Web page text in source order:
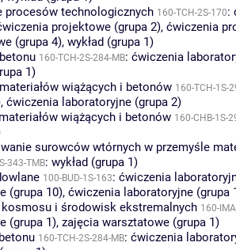
procesów technologicznych 160-TCH-2S-170:
projektowe (grupa 2), ćwiczenia
(grupa 4), wykład (grupa 1)
160-TCH-2S-284-MB: ćwiczenia
1)
wiążących i betonów 160-TCH-1S-
, ćwiczenia laboratoryjne (grupa 2)
wiążących i betonów 160-CHB-1S-
surowców wtórnych w przemyśle
343-TMB: wykład (grupa 1)
100-BUD-1S-163: ćwiczenia
(grupa 10), ćwiczenia laboratoryjne (grupa
kosmosu i środowisk ekstremalnych 160-
(grupa 1), zajęcia warsztatowe (grupa 1)
160-TCH-2S-284-MB: ćwiczenia